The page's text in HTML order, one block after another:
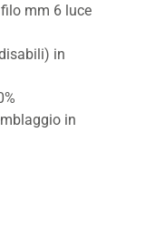
mm 6 luce
in
in